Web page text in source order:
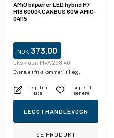
AMiO bilpærer LED hybrid H7
H18 6000K CANBUS 60W AMIO-
04115
NOK 373,00
eksklusiv MVA 298,40
Eventuelt frakt kommer i tillegg.
Legg til i
liste
Lagre til
senere
LEGG I HANDLEVOGN
SE PRODUKT